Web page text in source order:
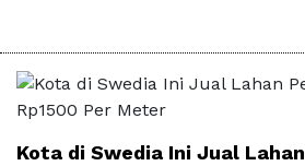
Kota di Swedia Ini Jual